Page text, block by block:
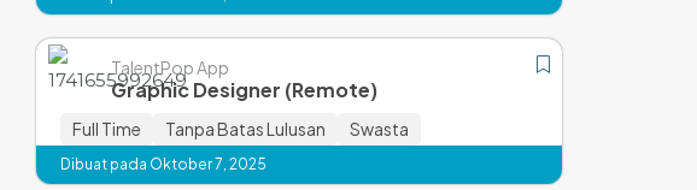
TalentPop App
Graphic Designer (Remote)
Full Time Tanpa Batas Lulusan Swasta
Dibuat pada Oktober 7, 2025